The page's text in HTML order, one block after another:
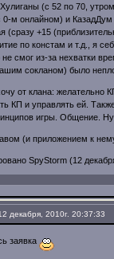
(с 52 по 70,
0-м онлайном) и
(сразу +15
по констам и т.д., я
смог из-за нехватки
сокланом) было
от клана: желательно
КП и управлять ей.
игры. Общение.
(и приложением к
SpyStorm (12
декабря, 2010г. 20:37:33
заявка